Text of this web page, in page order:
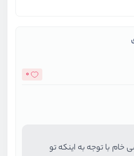
0
خام با توجه به اینکه تو